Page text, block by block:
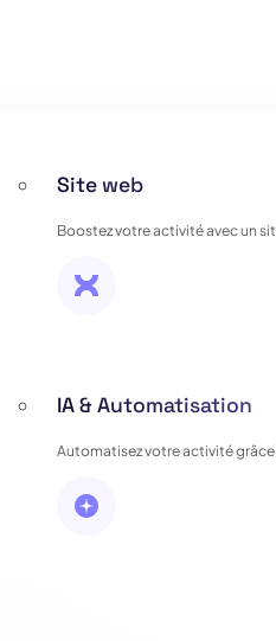
Site web
Boostez votre activité avec un
IA & Automatisation
Automatisez votre activité grâce